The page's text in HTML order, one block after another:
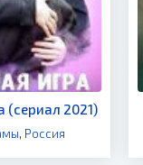
(сериал 2021)
, Россия